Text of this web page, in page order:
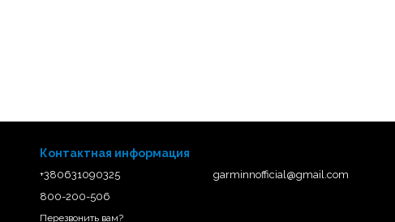
Контактная информация
+380631090325
800-200-506
Перезвонить вам?
garminnofficial@gmail.com